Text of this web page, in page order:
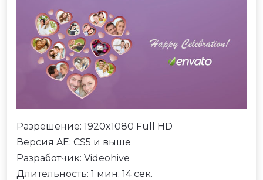
Разрешение: 1920x1080 Full HD
Версия AE: CS5 и выше
Разработчик: Videohive
Длительность: 1 мин. 14 сек.